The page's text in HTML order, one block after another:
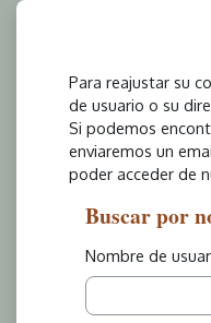
Salta al contenido principal
Para reajustar su
de usuario o su
Si podemos
enviaremos un
poder acceder de
Buscar por
Buscar por
Nombre de